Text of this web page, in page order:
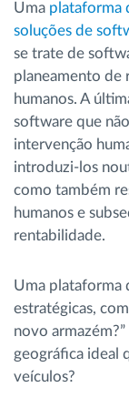
Uma plataforma
soluções de
se trate de
planeamento de
humanos. A
software que
intervenção
introduzi-los
como também
humanos e
rentabilidade.
Uma plataforma
estratégicas,
novo
geográfica ideal
veículos?